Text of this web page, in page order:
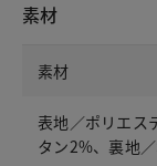
素材
素材
表地／ポリエス
タン2%、裏地